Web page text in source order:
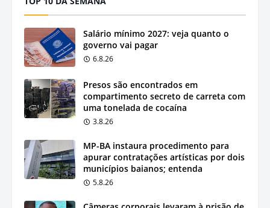
Salário mínimo 2027: veja quanto o
governo vai pagar
6.8.26
Presos são encontrados em
compartimento secreto de carreta com
uma tonelada de cocaína
3.8.26
MP-BA instaura procedimento para
apurar contratações artísticas por dois
municípios baianos; entenda
5.8.26